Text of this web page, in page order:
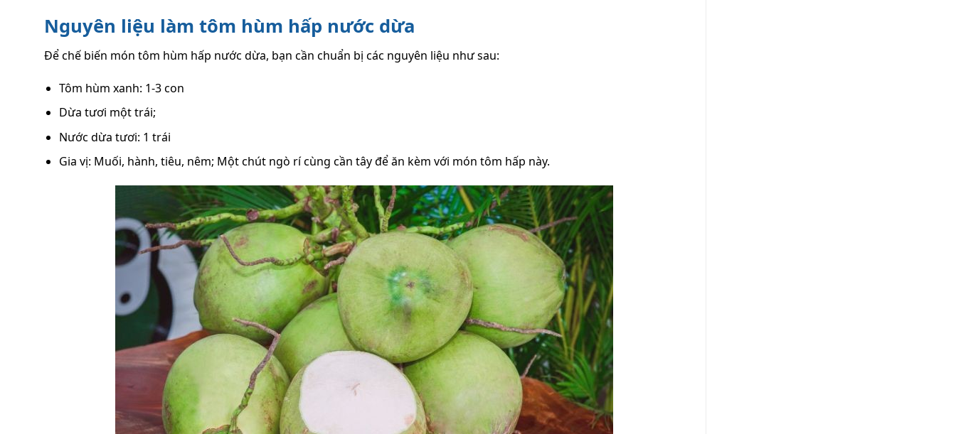
Nguyên liệu làm tôm hùm hấp nước dừa
Để chế biến món tôm hùm hấp nước dừa, bạn cần chuẩn bị các nguyên liệu như sau:
Tôm hùm xanh: 1-3 con
Dừa tươi một trái;
Nước dừa tươi: 1 trái
Gia vị: Muối, hành, tiêu, nêm; Một chút ngò rí cùng cần tây để ăn kèm với món tôm hấp này.